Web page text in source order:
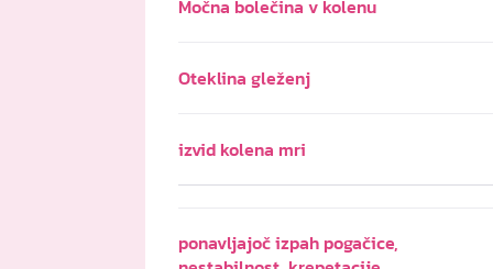
Močna bolečina v kolenu
Oteklina gleženj
izvid kolena mri
ponavljajoč izpah pogačice,